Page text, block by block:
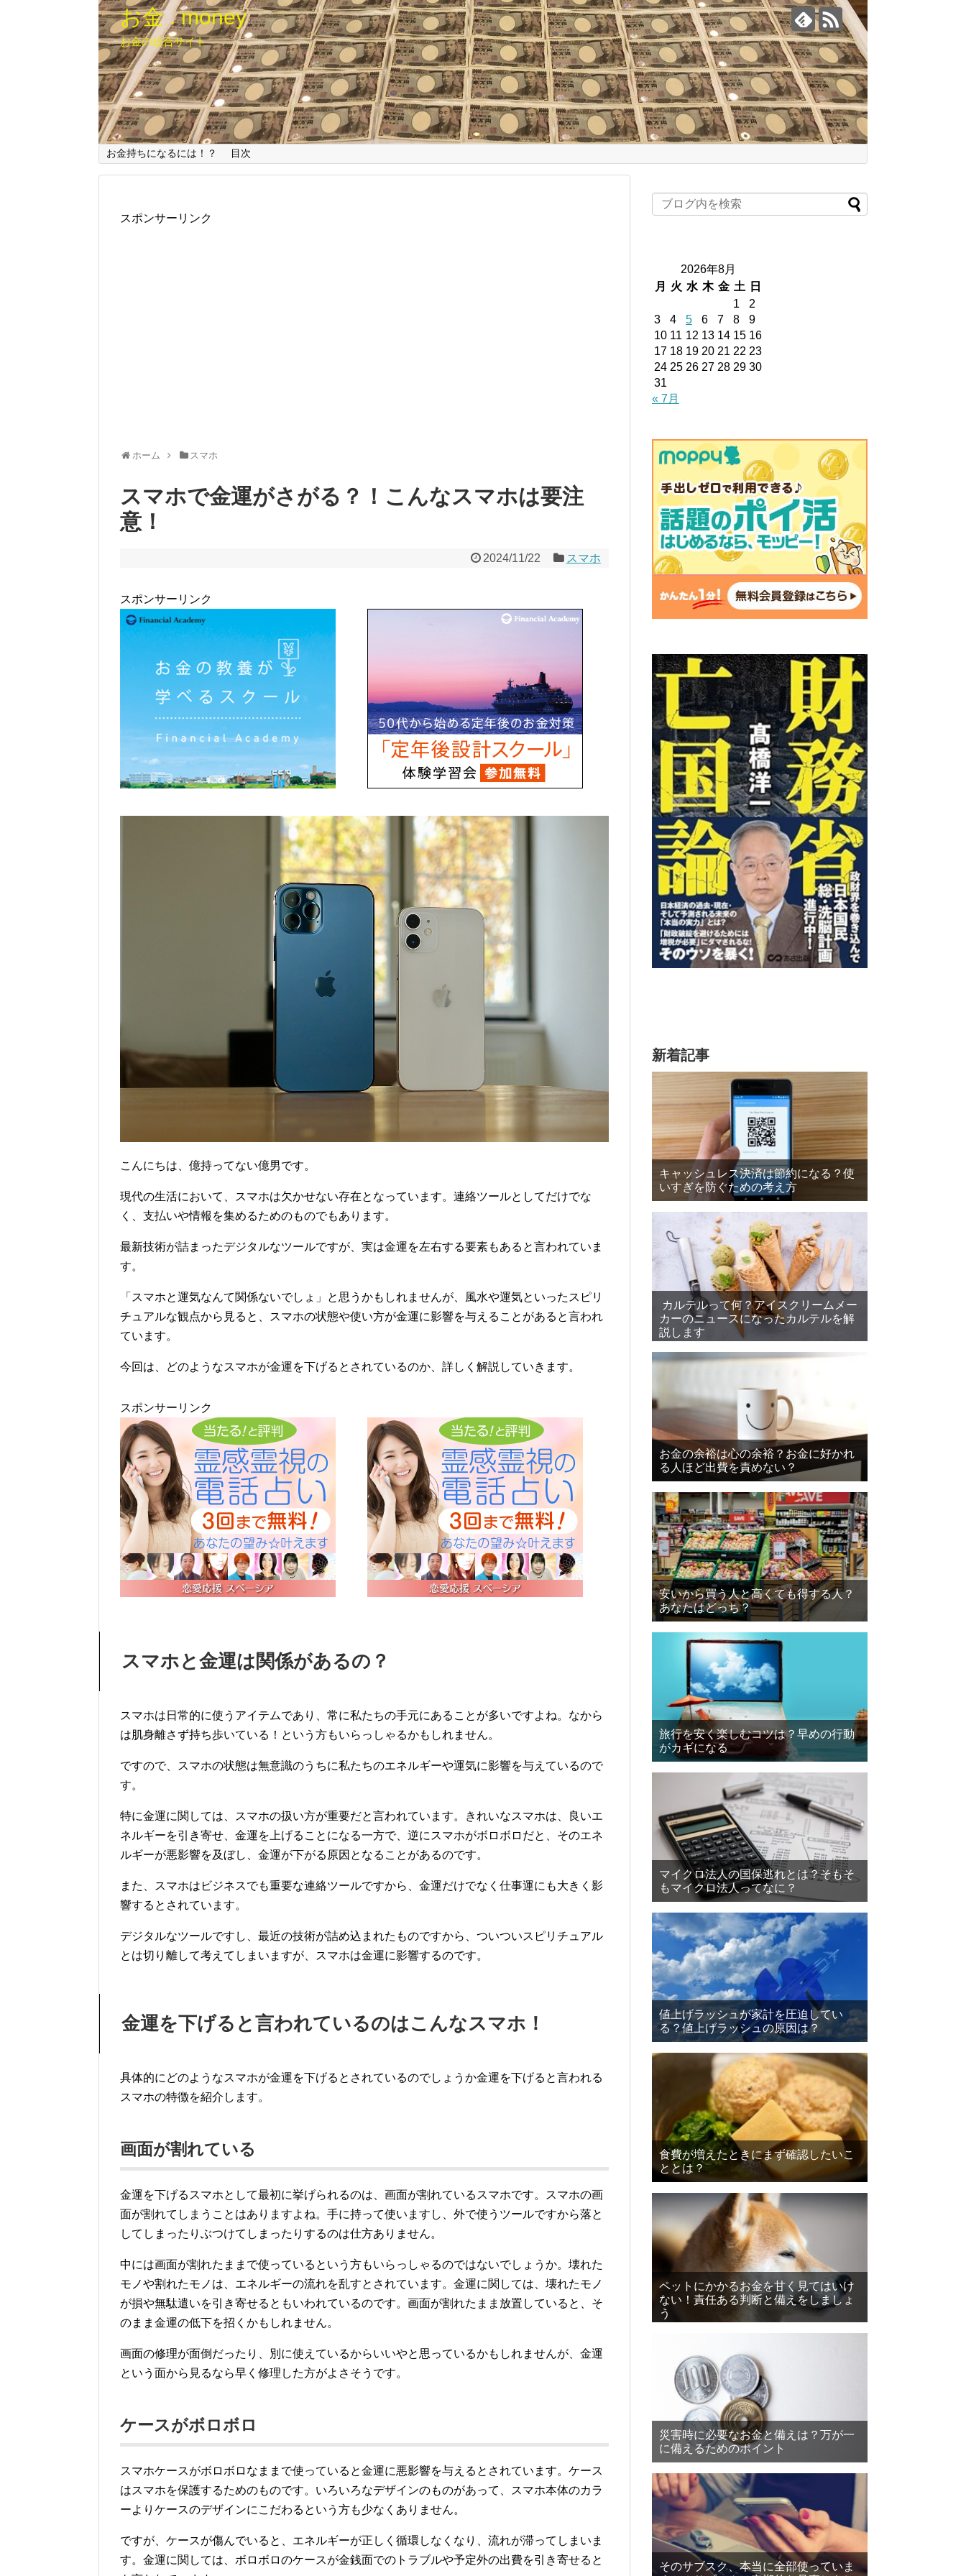
お金 . money
お金の総合サイト
お金持ちになるには！？ 目次
スポンサーリンク
ホーム スマホ
スマホで金運がさがる？！こんなスマホは要注
意！
2024/11/22 スマホ
スポンサーリンク
こんにちは、億持ってない億男です。
現代の生活において、スマホは欠かせない存在となっています。連絡ツールとしてだけでな
く、支払いや情報を集めるためのものでもあります。
最新技術が詰まったデジタルなツールですが、実は金運を左右する要素もあると言われていま
す。
「スマホと運気なんて関係ないでしょ」と思うかもしれませんが、風水や運気といったスピリ
チュアルな観点から見ると、スマホの状態や使い方が金運に影響を与えることがあると言われ
ています。
今回は、どのようなスマホが金運を下げるとされているのか、詳しく解説していきます。
スポンサーリンク
スマホと金運は関係があるの？
スマホは日常的に使うアイテムであり、常に私たちの手元にあることが多いですよね。なから
は肌身離さず持ち歩いている！という方もいらっしゃるかもしれません。
ですので、スマホの状態は無意識のうちに私たちのエネルギーや運気に影響を与えているので
す。
特に金運に関しては、スマホの扱い方が重要だと言われています。きれいなスマホは、良いエ
ネルギーを引き寄せ、金運を上げることになる一方で、逆にスマホがボロボロだと、そのエネ
ルギーが悪影響を及ぼし、金運が下がる原因となることがあるのです。
また、スマホはビジネスでも重要な連絡ツールですから、金運だけでなく仕事運にも大きく影
響するとされています。
デジタルなツールですし、最近の技術が詰め込まれたものですから、ついついスピリチュアル
とは切り離して考えてしまいますが、スマホは金運に影響するのです。
金運を下げると言われているのはこんなスマホ！
具体的にどのようなスマホが金運を下げるとされているのでしょうか金運を下げると言われる
スマホの特徴を紹介します。
画面が割れている
金運を下げるスマホとして最初に挙げられるのは、画面が割れているスマホです。スマホの画
面が割れてしまうことはありますよね。手に持って使いますし、外で使うツールですから落と
してしまったりぶつけてしまったりするのは仕方ありません。
中には画面が割れたままで使っているという方もいらっしゃるのではないでしょうか。壊れた
モノや割れたモノは、エネルギーの流れを乱すとされています。金運に関しては、壊れたモノ
が損や無駄遣いを引き寄せるともいわれているのです。画面が割れたまま放置していると、そ
のまま金運の低下を招くかもしれません。
画面の修理が面倒だったり、別に使えているからいいやと思っているかもしれませんが、金運
という面から見るなら早く修理した方がよさそうです。
ケースがボロボロ
スマホケースがボロボロなままで使っていると金運に悪影響を与えるとされています。ケース
はスマホを保護するためのものです。いろいろなデザインのものがあって、スマホ本体のカラ
ーよりケースのデザインにこだわるという方も少なくありません。
ですが、ケースが傷んでいると、エネルギーが正しく循環しなくなり、流れが滞ってしまいま
す。金運に関しては、ボロボロのケースが金銭面でのトラブルや予定外の出費を引き寄せると
2026年8月
月
火 水 木 金 土
日
1
2
3
4 5 6 7 8
9
10 11 12 13 14 15 16
17 18 19 20 21 22 23
24 25 26 27 28 29 30
31
« 7月
新着記事
キャッシュレス決済は節約になる？使
いすぎを防ぐための考え方
カルテルって何？アイスクリームメー
カーのニュースになったカルテルを解
説します
お金の余裕は心の余裕？お金に好かれ
る人ほど出費を責めない？
安いから買う人と高くても得する人？
あなたはどっち？
旅行を安く楽しむコツは？早めの行動
がカギになる
マイクロ法人の国保逃れとは？そもそ
もマイクロ法人ってなに？
値上げラッシュが家計を圧迫してい
る？値上げラッシュの原因は？
食費が増えたときにまず確認したいこ
ととは？
ペットにかかるお金を甘く見てはいけ
ない！責任ある判断と備えをしましょ
う
災害時に必要なお金と備えは？万が一
に備えるためのポイント
そのサブスク、本当に全部使っていま